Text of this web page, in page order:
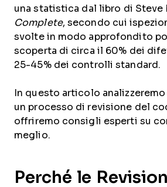
una statistica dal libro di Steve
Complete, secondo cui
svolte in modo approfondito
scoperta di circa il 60% dei
25-45% dei controlli standard.
In questo articolo
un processo di revisione del
offriremo consigli esperti su
meglio.
Perché le